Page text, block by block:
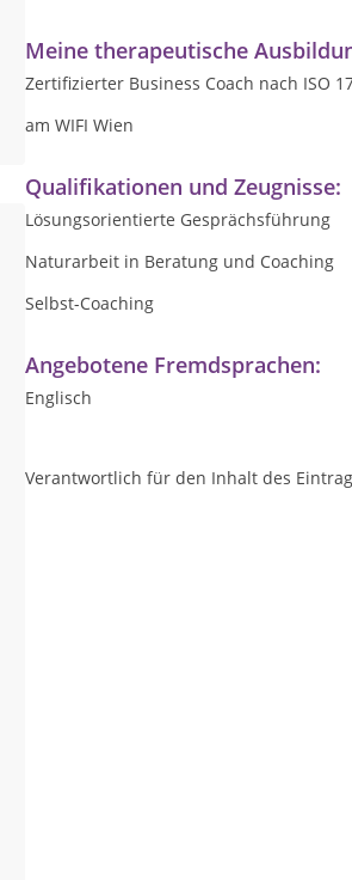
Meine therapeutische
Zertifizierter Business Coach nach ISO
am WIFI Wien
Qualifikationen und Zeugnisse:
Lösungsorientierte Gesprächsführung
Naturarbeit in Beratung und Coaching
Selbst-Coaching
Angebotene Fremdsprachen:
Englisch
Verantwortlich für den Inhalt des